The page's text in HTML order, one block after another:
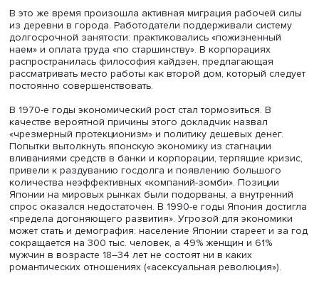
факторам успеха креативных индустрий Японии. Он
собравшимся, что японское экономическое чудо
на середину 1950-х — начало 1970-х годов. Основными
источниками ускорения национальной экономики стали
инвестиций в основные фонды, расширение
производственной номенклатуры и систематическая
над повышением качества продукции, а также
обменного курса национальной валюты для
экспорта. Кроме того, к специфике японской
экономической модели можно отнести низкие налоги и
низкие военные расходы.